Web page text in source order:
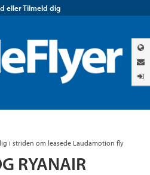
eller Tilmeld dig
i striden om leasede Laudamotion fly
RYANAIR